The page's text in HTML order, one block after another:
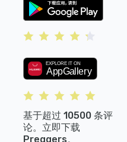
基于超过 10500 条评
论。立即下载
Preggers。